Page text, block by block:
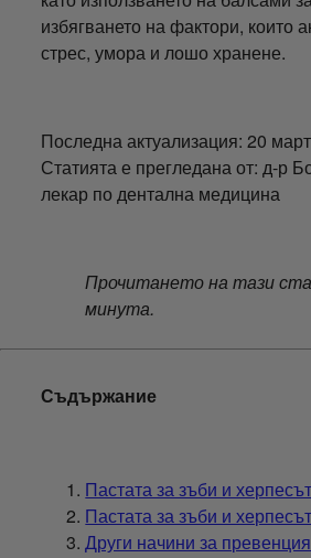
избягването на фактори, които
стрес, умора и лошо хранене.
Последна актуализация: 20
Статията е прегледана от: д-р
лекар по дентална медицина
Прочитането на тази
минута.
Съдържание
Пастата за зъби и
Пастата за зъби и
Други начини за